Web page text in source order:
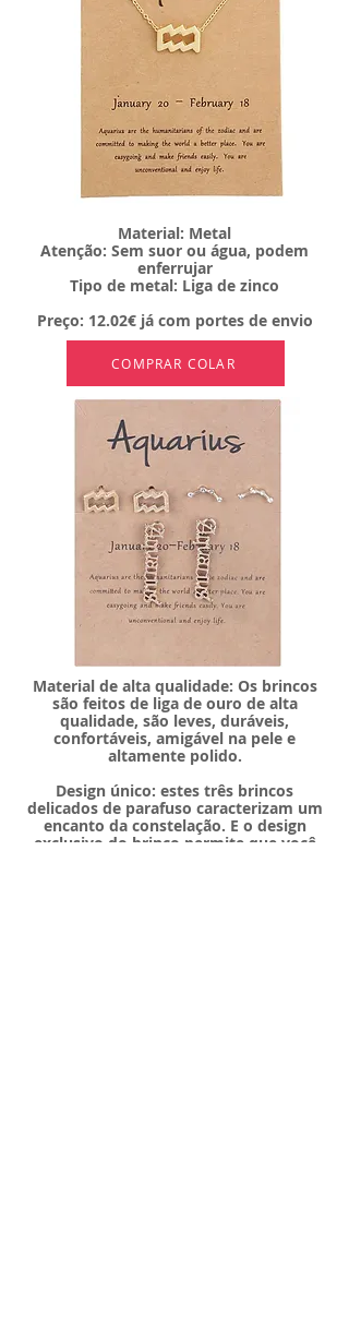
Material: Metal
Atenção: Sem suor ou água, podem
enferrujar
Tipo de metal: Liga de zinco
Preço: 12.02€ já com portes de envio
COMPRAR COLAR
Material de alta qualidade: Os brincos
são feitos de liga de ouro de alta
qualidade, são leves, duráveis,
confortáveis, amigável na pele e
altamente polido.
Design único: estes três brincos
delicados de parafuso caracterizam um
encanto da constelação. E o design
exclusivo do brinco permite que você